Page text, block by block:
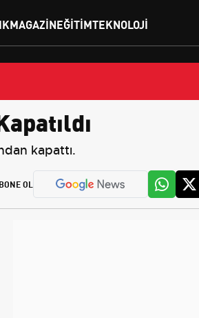
MAGAZINEĞITIMTEKNOLOJI
kapattı.
OL